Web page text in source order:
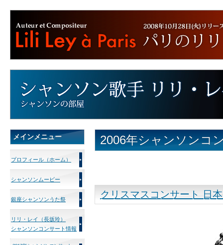
2006年シャンソンコ
クリスマスコンサート 日
メインメニュー
プロフィール（ホーム）
シャンソンムービー
銀座シャンソンうた祭
リリ・レイ（長坂玲）
シャンソンコンサート情報